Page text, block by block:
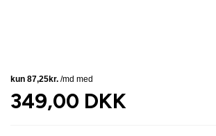
349,00 DKK